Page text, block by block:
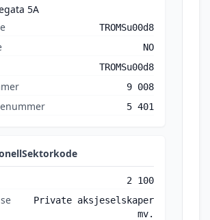
5A
TROMSu00d8
NO
TROMSu00d8
9 008
5 401
2 100
Private aksjeselskaper
mv.